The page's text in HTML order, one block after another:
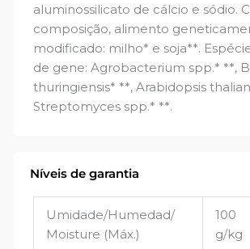
aluminossilicato de cálcio e sódio.
composição, alimento
modificado: milho* e soja**.
de gene: Agrobacterium spp.* **,
thuringiensis* **, Arabidopsis
Streptomyces spp.* **.
Níveis de garantia
Umidade/Humedad/
Moisture (Máx.)
100
g/kg